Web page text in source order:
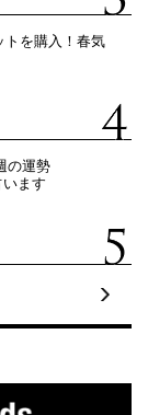
トを購入！春気
の運勢
ます